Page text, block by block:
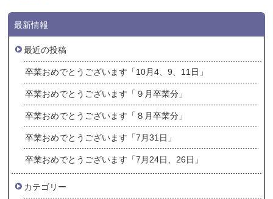
最新情報
最近の投稿
卒業おめでとうございます「10月4、9、11日」
卒業おめでとうございます「９月卒業分」
卒業おめでとうございます「８月卒業分」
卒業おめでとうございます「7月31日」
卒業おめでとうございます「7月24日、26日」
カテゴリー